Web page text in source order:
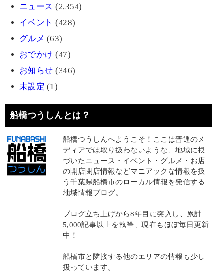
ニュース (2,354)
イベント (428)
グルメ (63)
おでかけ (47)
お知らせ (346)
未設定 (1)
船橋つうしんとは？
船橋つうしんへようこそ！ここは普通のメ
ディアでは取り扱わないような、地域に根
づいたニュース・イベント・グルメ・お店
の開店閉店情報などマニアックな情報を扱
う千葉県船橋市のローカル情報を発信する
地域情報ブログ。
ブログ立ち上げから8年目に突入し、累計
5,000記事以上を執筆、現在もほぼ毎日更新
中！
船橋市と隣接する他のエリアの情報も少し
扱っています。